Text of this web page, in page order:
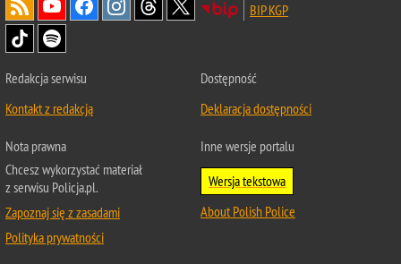
BIP KGP
Redakcja serwisu
Kontakt z redakcją
Dostępność
Deklaracja dostępności
Nota prawna
Chcesz wykorzystać materiał
z serwisu Policja.pl.
Zapoznaj się z zasadami
Polityka prywatności
Inne wersje portalu
Wersja tekstowa
About Polish Police